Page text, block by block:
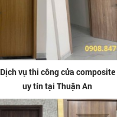
Dịch vụ thi công cửa composite
uy tín tại Thuận An